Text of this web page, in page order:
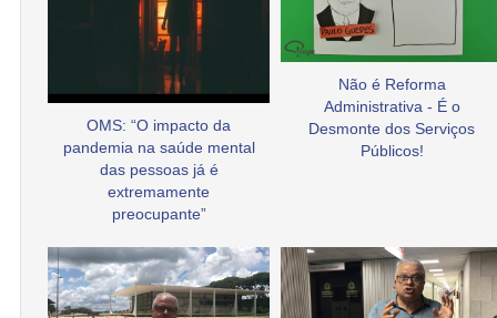
OMS: “O impacto da
pandemia na saúde mental
das pessoas já é
extremamente
preocupante”
Não é Reforma
Administrativa - É o
Desmonte dos Serviços
Públicos!